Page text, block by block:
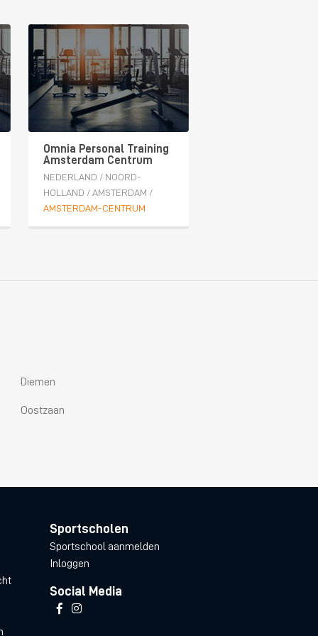
Omnia Personal Training
Amsterdam Centrum
NEDERLAND / NOORD-
HOLLAND /AMSTERDAM /
AMSTERDAM-CENTRUM
Diemen
Oostzaan
Sportscholen
Sportschool aanmelden
Inloggen
Social Media